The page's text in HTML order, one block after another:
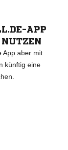
APP
App aber mit
künftig eine